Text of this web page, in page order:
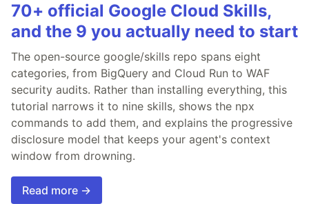
70+ official Google Cloud Skills,
and the 9 you actually need to start
The open-source google/skills repo spans eight
categories, from BigQuery and Cloud Run to WAF
security audits. Rather than installing everything, this
tutorial narrows it to nine skills, shows the npx
commands to add them, and explains the progressive
disclosure model that keeps your agent's context
window from drowning.
Read more →